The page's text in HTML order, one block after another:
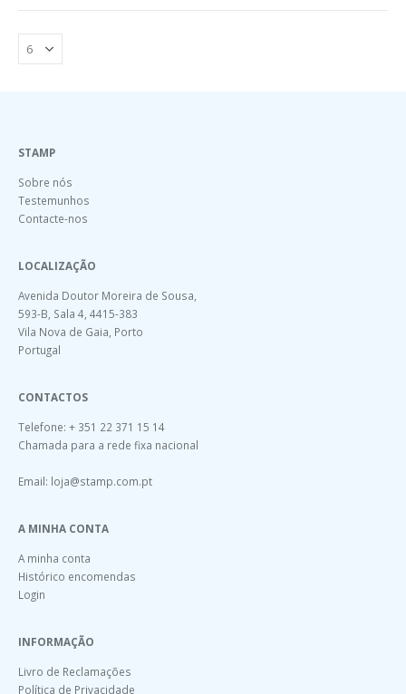
STAMP
Sobre nós
Testemunhos
Contacte-nos
LOCALIZAÇÃO
Avenida Doutor Moreira de Sousa,
593-B, Sala 4, 4415-383
Vila Nova de Gaia, Porto
Portugal
CONTACTOS
Telefone: + 351 22 371 15 14
Chamada para a rede fixa nacional
Email: loja@stamp.com.pt
A MINHA CONTA
A minha conta
Histórico encomendas
Login
INFORMAÇÃO
Livro de Reclamações
Política de Privacidade